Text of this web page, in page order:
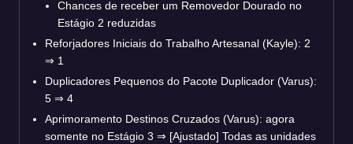
Chances de receber um Removedor Dourado no
Estágio 2 reduzidas
Reforjadores Iniciais do Trabalho Artesanal (Kayle): 2
⇒ 1
Duplicadores Pequenos do Pacote Duplicador (Varus):
5 ⇒ 4
Aprimoramento Destinos Cruzados (Varus): agora
somente no Estágio 3 ⇒ [Ajustado] Todas as unidades